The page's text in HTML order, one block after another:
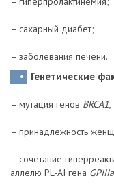
– сахарный диабет;
– заболевания печени.
Генетические
– мутация генов BRCA1,
– принадлежность
– сочетание
аллелю PL-AI гена GPIIIa